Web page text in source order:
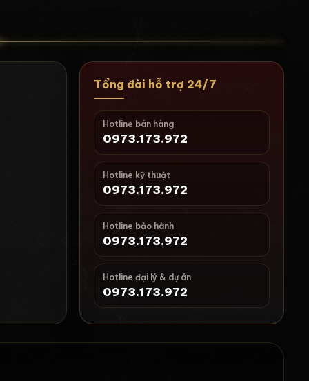
Tổng đài hỗ trợ 24/7
Hotline bán hàng
0973.173.972
Hotline kỹ thuật
0973.173.972
Hotline bảo hành
0973.173.972
Hotline đại lý & dự án
0973.173.972